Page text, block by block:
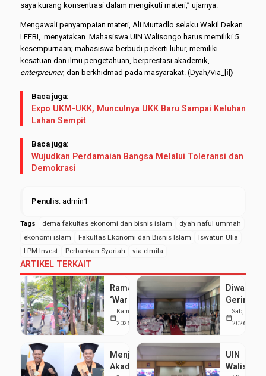
saya kurang konsentrasi dalam mengikuti materi,” ujarnya.
Mengawali penyampaian materi, Ali Murtadlo selaku Wakil Dekan
I FEBI, menyatakan Mahasiswa UIN Walisongo harus memiliki 5
kesempurnaan; mahasiswa berbudi pekerti luhur, memiliki
kesatuan dan ilmu pengetahuan, berprestasi akademik,
enterpreuner, dan berkhidmad pada masyarakat. (Dyah/Via_[ i )
Baca juga:
Expo UKM-UKK, Munculnya UKK Baru Sampai Keluhan
Lahan Sempit
Baca juga:
Wujudkan Perdamaian Bangsa Melalui Toleransi dan
Demokrasi
Penulis: admin1
Tags dema fakultas ekonomi dan bisnis islam
dyah naful ummah
ekonomi islam
Fakultas Ekonomi dan Bisnis Islam
Iswatun Ulia
LPM Invest
Perbankan Syariah via elmila
ARTIKEL TERKAIT
Ramai
‘War Takjil’
di Sekitar
Kampus 3
Walisongo:
Mahasiswa
Hemat
calendar_month
Kam, 19 Mar
2026
Diwarnai
Gerimis,
UIN
pada
calendar_month
Sab, 7 Feb
2026
Menjaga
Akademik
UIN